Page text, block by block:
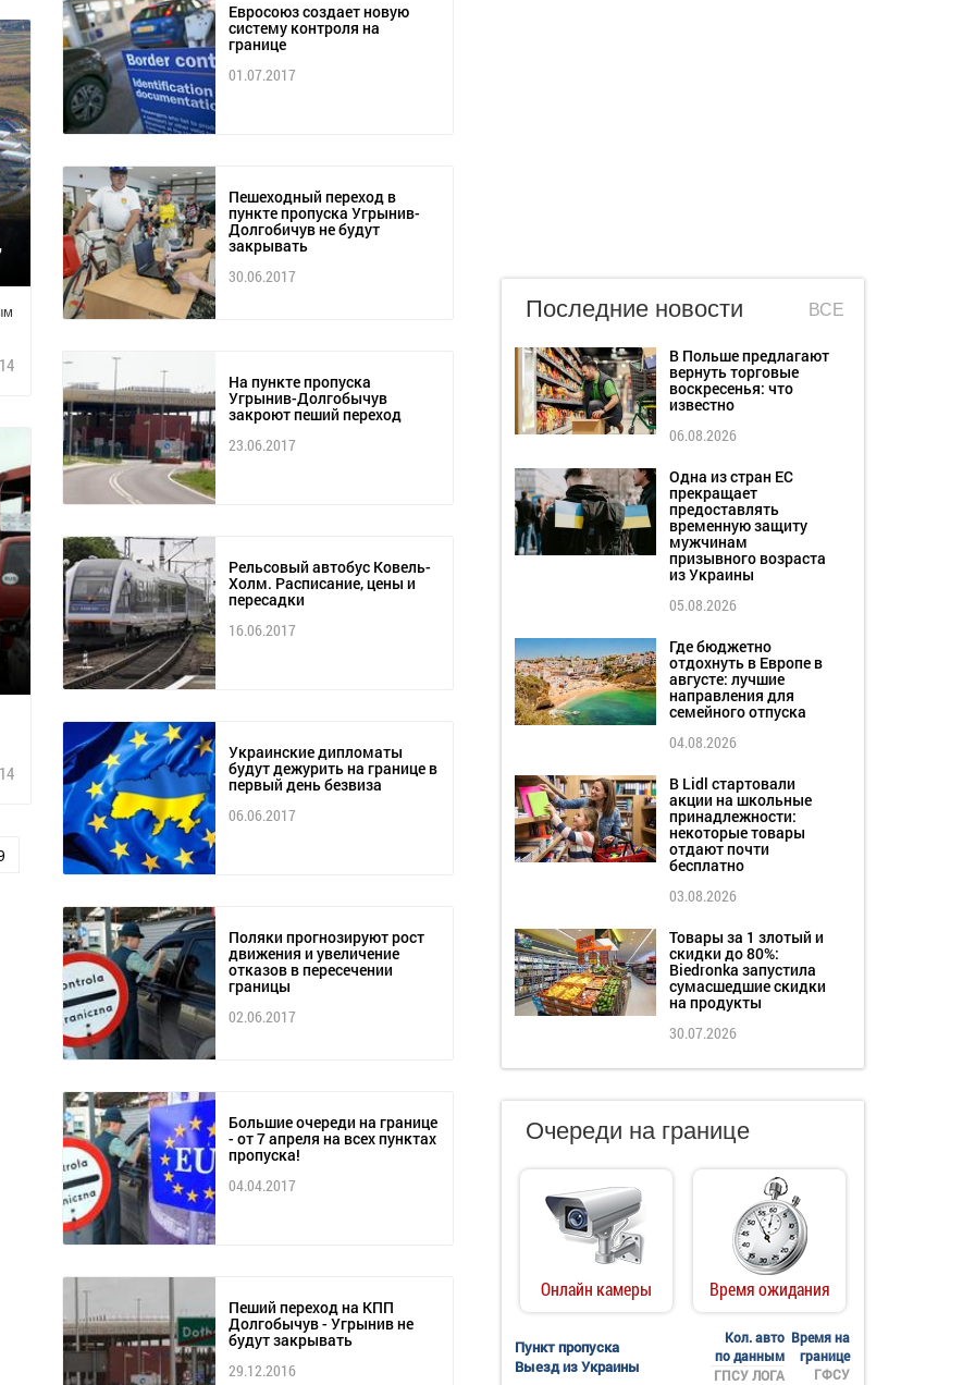
Евросоюз создает новую
систему контроля на
границе
01.07.2017
Пешеходный переход в
пункте пропуска Угрынив-
Долгобичув не будут
закрывать
30.06.2017
На пункте пропуска
Угрынив-Долгобычув
закроют пеший переход
23.06.2017
Рельсовый автобус Ковель-
Холм. Расписание, цены и
пересадки
16.06.2017
Украинские дипломаты
будут дежурить на границе в
первый день безвиза
06.06.2017
Поляки прогнозируют рост
движения и увеличение
отказов в пересечении
границы
02.06.2017
Большие очереди на границе
- от 7 апреля на всех пунктах
пропуска!
04.04.2017
Пеший переход на КПП
Долгобычув - Угрынив не
будут закрывать
29.12.2016
Последние новости ВСЕ
В Польше предлагают
вернуть торговые
воскресенья: что
известно
06.08.2026
Одна из стран ЕС
прекращает
предоставлять
временную защиту
мужчинам
призывного возраста
из Украины
05.08.2026
Где бюджетно
отдохнуть в Европе в
августе: лучшие
направления для
семейного отпуска
04.08.2026
В Lidl стартовали
акции на школьные
принадлежности:
некоторые товары
отдают почти
бесплатно
03.08.2026
Товары за 1 злотый и
скидки до 80%:
Biedronka запустила
сумасшедшие скидки
на продукты
30.07.2026
Очереди на границе
Онлайн камеры Время ожидания
Пункт пропуска
Выезд из Украины
Кол. авто
по данным
Время на
границе
ГФСУ
ГПСУ ЛОГА